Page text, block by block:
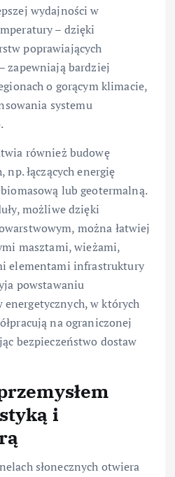
wydajności w
– dzięki
poprawiających
zapewniają bardziej
o gorącym klimacie,
systemu
również budowę
łączących energię
lub geotermalną.
możliwe dzięki
można łatwiej
masztami, wieżami,
elementami infrastruktury
powstawaniu
w których
na ograniczonej
bezpieczeństwo dostaw
i
słonecznych otwiera